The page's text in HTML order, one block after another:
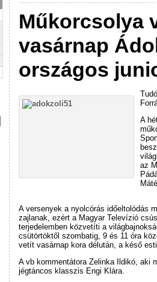
Műkorcsolya
vasárnap
országos
A
az
A versenyek a nyolcórás időeltolódás
zajlanak, ezért a Magyar Televízió
terjedelemben közvetíti a
csütörtöktől szombatig, 9 és 11 óra
vetít vasárnap kora délután, a késő
A vb kommentátora Zelinka Ildikó, aki
jégtáncos klasszis Engi Klára.